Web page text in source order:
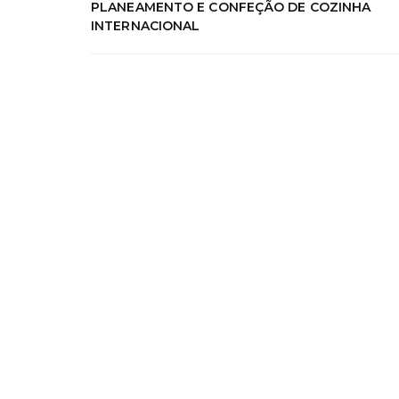
PLANEAMENTO E CONFEÇÃO DE COZINHA
INTERNACIONAL